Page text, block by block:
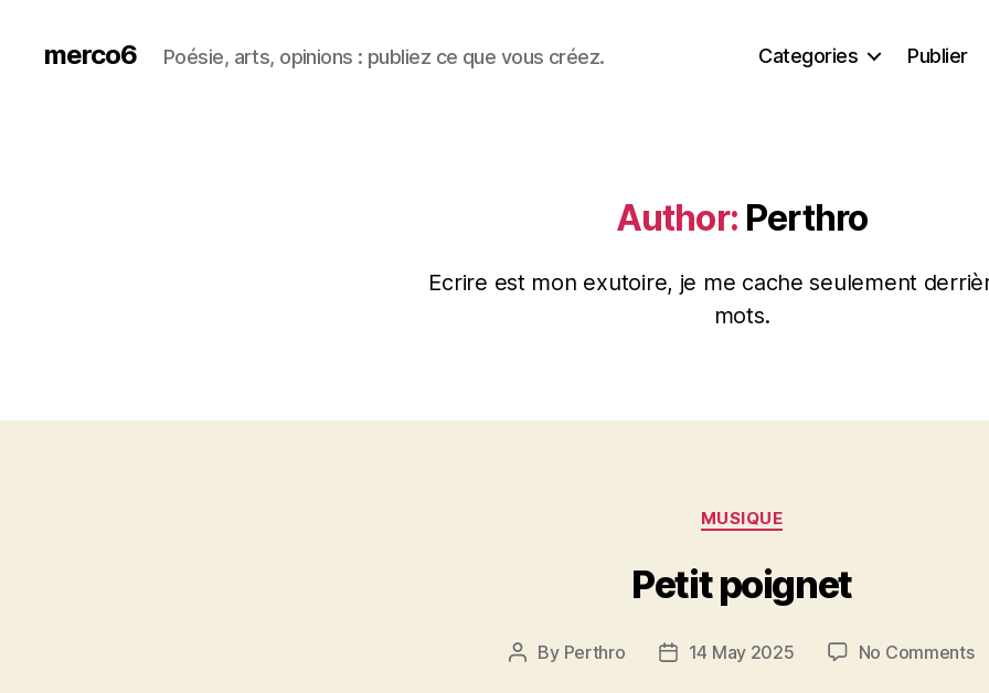
merco6 Poésie, arts, opinions : publiez ce que vous créez. Categories Publier
Author: Perthro
Ecrire est mon exutoire, je me cache seulement
mots.
Categories
MUSIQUE
Petit poignet
Post
By Perthro
Post14 May 2025 No Comments